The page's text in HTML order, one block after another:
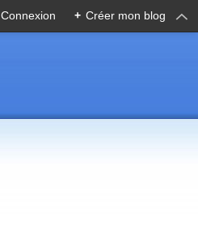
Connexion + Créer mon blog